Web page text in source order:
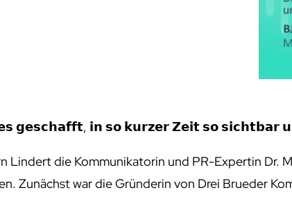
𝗴𝗲𝘀𝗰𝗵𝗮𝗳𝗳𝘁, 𝗶𝗻 𝘀𝗼 𝗸𝘂𝗿𝘇𝗲𝗿 𝗭𝗲𝗶𝘁 𝘀𝗼 𝘀𝗶𝗰𝗵𝘁𝗯𝗮𝗿
Lindert die Kommunikatorin und PR-Expertin Dr.
Zunächst war die Gründerin von Drei Brueder